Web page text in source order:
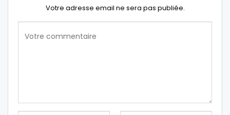
Votre adresse email ne sera pas publiée.